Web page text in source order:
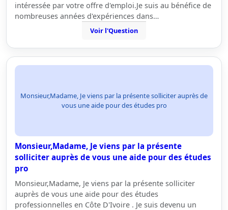
intéressée par votre offre d'emploi.Je suis au bénéfice de
nombreuses années d'expériences dans…
Voir l'Question
Monsieur,Madame, Je viens par la présente solliciter auprès de
vous une aide pour des études pro
Monsieur,Madame, Je viens par la présente
solliciter auprès de vous une aide pour des études
pro
Monsieur,Madame, Je viens par la présente solliciter
auprès de vous une aide pour des études
professionnelles en Côte D'Ivoire . Je suis devenu un